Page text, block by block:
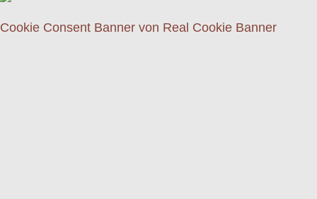
Cookie Consent Banner von Real Cookie Banner